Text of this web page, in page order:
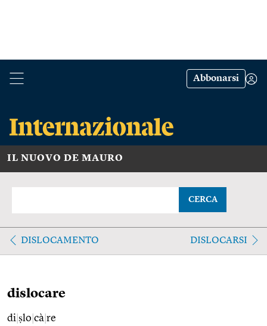
Abbonarsi
IL NUOVO DE MAURO
CERCA
DISLOCAMENTO DISLOCARSI
dislocare
di ṣlo cà re